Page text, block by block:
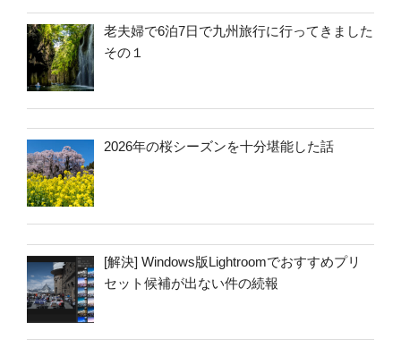
老夫婦で6泊7日で九州旅行に行ってきました
その１
2026年の桜シーズンを十分堪能した話
[解決] Windows版Lightroomでおすすめプリ
セット候補が出ない件の続報